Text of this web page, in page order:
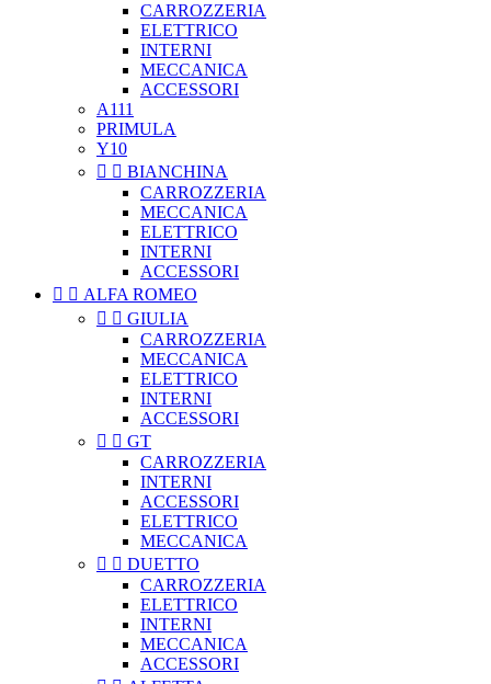
CARROZZERIA
ELETTRICO
INTERNI
MECCANICA
ACCESSORI
A111
PRIMULA
Y10
  BIANCHINA
CARROZZERIA
MECCANICA
ELETTRICO
INTERNI
ACCESSORI
  ALFA ROMEO
  GIULIA
CARROZZERIA
MECCANICA
ELETTRICO
INTERNI
ACCESSORI
  GT
CARROZZERIA
INTERNI
ACCESSORI
ELETTRICO
MECCANICA
  DUETTO
CARROZZERIA
ELETTRICO
INTERNI
MECCANICA
ACCESSORI